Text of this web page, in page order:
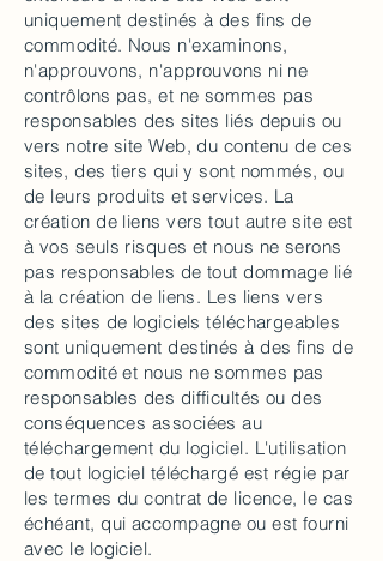
uniquement destinés à des fins de
commodité. Nous n'examinons,
n'approuvons, n'approuvons ni ne
contrôlons pas, et ne sommes pas
responsables des sites liés depuis ou
vers notre site Web, du contenu de ces
sites, des tiers qui y sont nommés, ou
de leurs produits et services. La
création de liens vers tout autre site est
à vos seuls risques et nous ne serons
pas responsables de tout dommage lié
à la création de liens. Les liens vers
des sites de logiciels téléchargeables
sont uniquement destinés à des fins de
commodité et nous ne sommes pas
responsables des difficultés ou des
conséquences associées au
téléchargement du logiciel. L'utilisation
de tout logiciel téléchargé est régie par
les termes du contrat de licence, le cas
échéant, qui accompagne ou est fourni
avec le logiciel.